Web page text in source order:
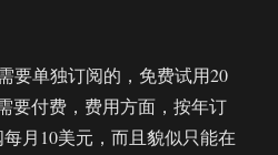
要单独订阅的，免费试用20
要付费，费用方面，按年订
月10美元，而且貌似只能在